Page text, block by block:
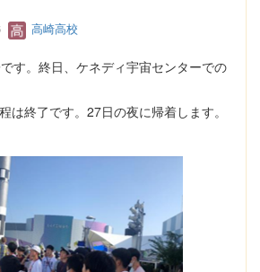
高崎高校
す。終日、ケネディ宇宙センターでの
は終了です。27日の夜に帰着します。